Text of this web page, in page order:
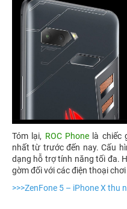
Tóm lại, ROC Phonelà chiếc
nhất từ trước đến nay. Cấu
dạng hỗ trợ tính năng tối đa.
gờm đối với các điện thoại
>>>ZenFone 5 – iPhone X thu